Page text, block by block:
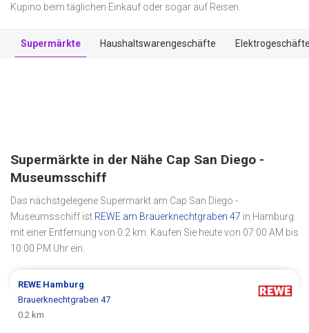
Kupino beim täglichen Einkauf oder sogar auf Reisen.
Supermärkte Haushaltswarengeschäfte
Supermärkte in der Nähe Cap San Diego -
Museumsschiff
Das nächstgelegene Supermarkt am Cap San Diego -
Museumsschiff ist REWE am Brauerknechtgraben 47 in Hamburg
mit einer Entfernung von 0.2 km. Kaufen Sie heute von 07:00 AM bis
10:00 PM Uhr ein.
REWE Hamburg
Brauerknechtgraben 47
0.2 km